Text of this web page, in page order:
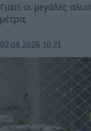
Γιατί οι μεγάλες
μέτρα;
02.06.2026 10:21